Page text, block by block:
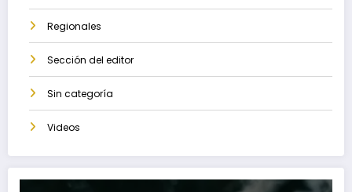
Regionales
Sección del editor
Sin categoría
Videos